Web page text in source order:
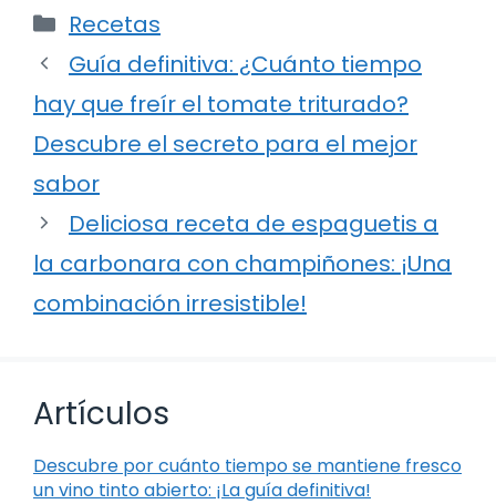
Categorías
Recetas
Guía definitiva: ¿Cuánto tiempo
hay que freír el tomate triturado?
Descubre el secreto para el mejor
sabor
Deliciosa receta de espaguetis a
la carbonara con champiñones: ¡Una
combinación irresistible!
Artículos
Descubre por cuánto tiempo se mantiene fresco
un vino tinto abierto: ¡La guía definitiva!